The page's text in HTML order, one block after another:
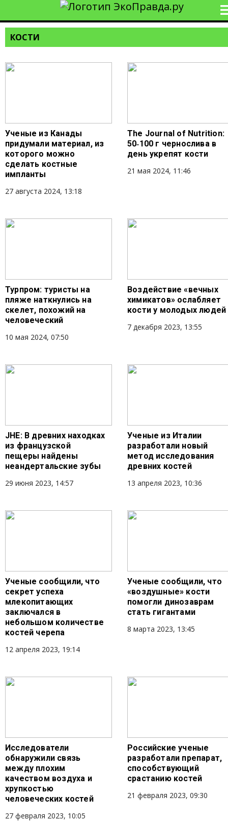
КОСТИ
Ученые из Канады
придумали материал, из
которого можно
сделать костные
импланты
27 августа 2024, 13:18
The Journal of Nutrition:
50‑100 г чернослива в
день укрепят кости
21 мая 2024, 11:46
Турпром: туристы на
пляже наткнулись на
скелет, похожий на
человеческий
10 мая 2024, 07:50
Воздействие «вечных
химикатов» ослабляет
кости у молодых людей
7 декабря 2023, 13:55
JHE: В древних находках
из французской
пещеры найдены
неандертальские зубы
29 июня 2023, 14:57
Ученые из Италии
разработали новый
метод исследования
древних костей
13 апреля 2023, 10:36
Ученые сообщили, что
секрет успеха
млекопитающих
заключался в
небольшом количестве
костей черепа
12 апреля 2023, 19:14
Ученые сообщили, что
«воздушные» кости
помогли динозаврам
стать гигантами
8 марта 2023, 13:45
Исследователи
обнаружили связь
между плохим
качеством воздуха и
хрупкостью
человеческих костей
27 февраля 2023, 10:05
Российские ученые
разработали препарат,
способствующий
срастанию костей
21 февраля 2023, 09:30